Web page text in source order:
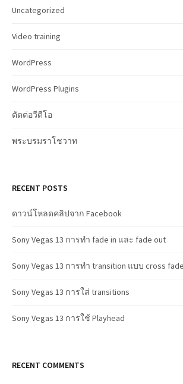
Uncategorized
Video training
WordPress
WordPress Plugins
ตัดต่อวีดีโอ
พระบรมราโชวาท
RECENT POSTS
ดาวน์โหลดคลิปจาก Facebook
Sony Vegas 13 การทำ fade in และ fade out
Sony Vegas 13 การทำ transition แบบ cross
Sony Vegas 13 การใส่ transitions
Sony Vegas 13 การใช้ Playhead
RECENT COMMENTS